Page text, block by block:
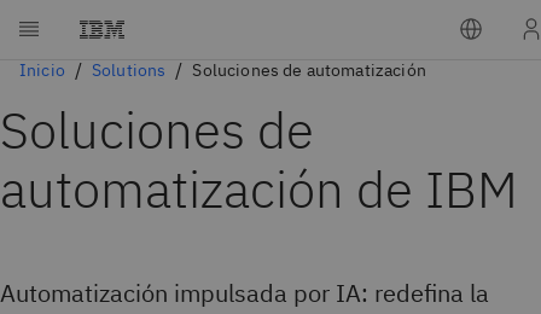
Inicio Solutions Soluciones de automatización
Soluciones de
automatización de IBM
Automatización impulsada por IA: redefina la